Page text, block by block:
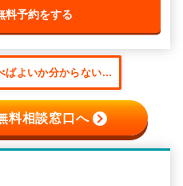
料予約をする
ばよいか分からない...
料相談窓口へ